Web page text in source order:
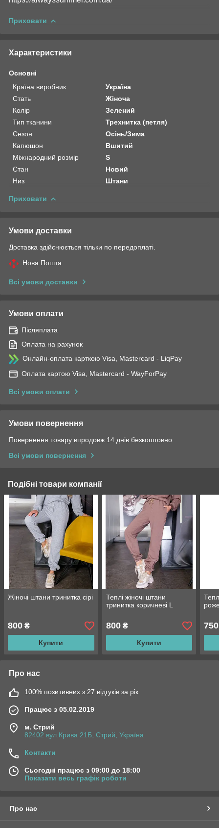
Приховати
Характеристики
Основні
Країна виробник
Україна
Стать
Жіноча
Колір
Зелений
Тип тканини
Трехнитка (петля)
Сезон
Осінь/Зима
Капюшон
Вшитий
Міжнародний розмір
S
Стан
Новий
Низ
Штани
Приховати
Умови доставки
Доставка здійснюється тільки по передоплаті.
Нова Пошта
Всі умови доставки
Умови оплати
Післяплата
Оплата на рахунок
Онлайн-оплата карткою Visa, Mastercard - LiqPay
Оплата картою Visa, Mastercard - WayForPay
Всі умови оплати
Умови повернення
Повернення товару впродовж 14 днів безкоштовно
Всі умови повернення
Подібні товари компанії
Жіночі штани тринитка сірі
800 ₴
Купити
Теплі жіночі штани
тринитка коричневі L
800₴
Купити
750
Про нас
100% позитивних з 27 відгуків за рік
Працює з 05.02.2019
м. Стрий
82402 вул.Крива 21Б, Стрий, Україна
Контакти
Сьогодні працює з 09:00 до 18:00
Показати весь графік роботи
Про нас